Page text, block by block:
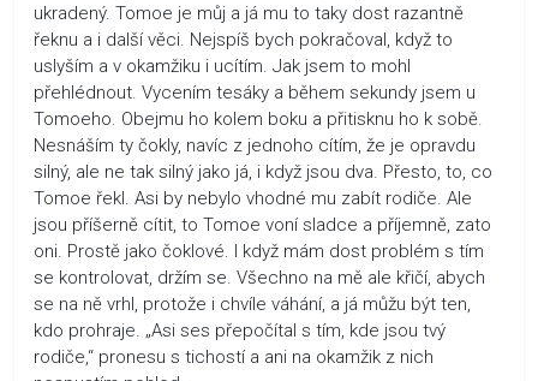
ukradený. Tomoe je můj a já mu to taky dost razantně
řeknu a i další věci. Nejspíš bych pokračoval, když to
uslyším a v okamžiku i ucítím. Jak jsem to mohl
přehlédnout. Vycením tesáky a během sekundy jsem u
Tomoeho. Obejmu ho kolem boku a přitisknu ho k sobě.
Nesnáším ty čokly, navíc z jednoho cítím, že je opravdu
silný, ale ne tak silný jako já, i když jsou dva. Přesto, to, co
Tomoe řekl. Asi by nebylo vhodné mu zabít rodiče. Ale
jsou příšerně cítit, to Tomoe voní sladce a příjemně, zato
oni. Prostě jako čoklové. I když mám dost problém s tím
se kontrolovat, držím se. Všechno na mě ale křičí, abych
se na ně vrhl, protože i chvíle váhání, a já můžu být ten,
kdo prohraje. „Asi ses přepočítal s tím, kde jsou tvý
rodiče,“ pronesu s tichostí a ani na okamžik z nich